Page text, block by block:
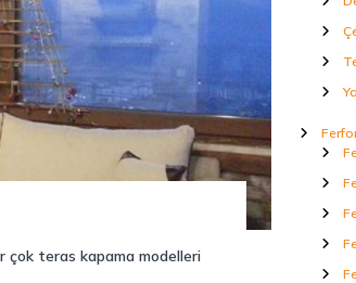
çok teras kapama modelleri